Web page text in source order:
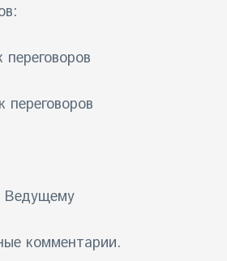
переговоров
Ведущему
комментарии.